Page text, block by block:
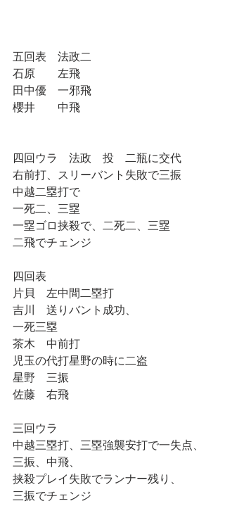
五回表　法政二
石原　　左飛
田中優　一邪飛
櫻井　　中飛
四回ウラ　法政　投　二瓶に交代
右前打、スリーバント失敗で三振
中越二塁打で
一死二、三塁
一塁ゴロ挟殺で、二死二、三塁
二飛でチェンジ
四回表
片貝　左中間二塁打
吉川　送りバント成功、
一死三塁
茶木　中前打
児玉の代打星野の時に二盗
星野　三振
佐藤　右飛
三回ウラ
中越三塁打、三塁強襲安打で一失点、
三振、中飛、
挟殺プレイ失敗でランナー残り、
三振でチェンジ